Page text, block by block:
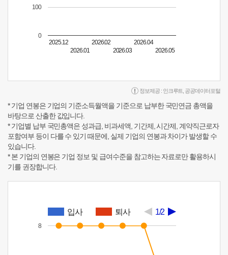
2025.12
2026.01
2026.02
2026.03
2026.04
2026.05
0
100
정보제공 : 인크루트 공공데이터포털
* 기업 연봉은 기업의 기준소득월액을 기준으로 납부한 국민연금 총액을
바탕으로 산출한 값입니다.
* 기업별 납부 국민총액은 성과급, 비과세액, 기간제, 시간제, 계약직근로자
포함여부 등이 다를 수 있기 때문에, 실제 기업의 연봉과 차이가 발생할 수
있습니다.
* 본 기업의 연봉은 기업 정보 및 급여수준을 참고하는 자료로만 활용하시
기를 권장합니다.
입사 퇴사 1/2
8